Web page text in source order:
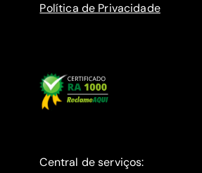
Política de Privacidade
Central de serviços: